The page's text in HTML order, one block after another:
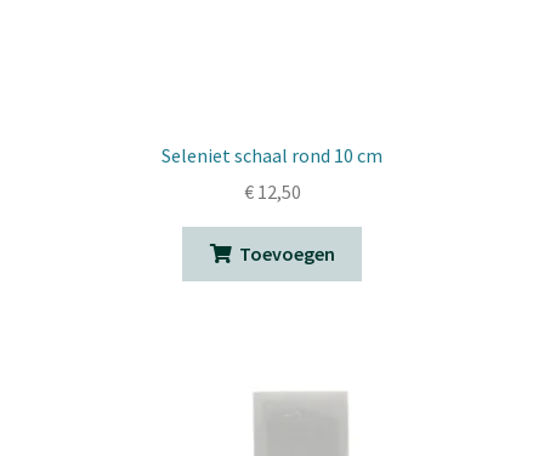
Seleniet schaal rond 10 cm
€12,50
Toevoegen